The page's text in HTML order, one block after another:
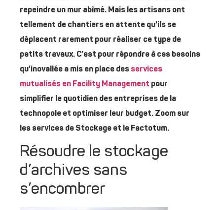
repeindre un mur abîmé. Mais les artisans ont
tellement de chantiers en attente qu’ils se
déplacent rarement pour réaliser ce type de
petits travaux. C’est pour répondre à ces besoins
qu’inovallée a mis en place des services
mutualisés en Facility Management pour
simplifier le quotidien des entreprises de la
technopole et optimiser leur budget. Zoom sur
les services de Stockage et le Factotum.
Résoudre le stockage
d’archives sans
s’encombrer